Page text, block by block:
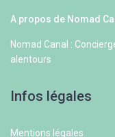
A propos de Nomad
Nomad Canal :
alentours
Infos légales
Mentions légales